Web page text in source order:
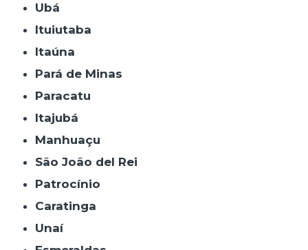
Ubá
Ituiutaba
Itaúna
Pará de Minas
Paracatu
Itajubá
Manhuaçu
São João del Rei
Patrocínio
Caratinga
Unaí